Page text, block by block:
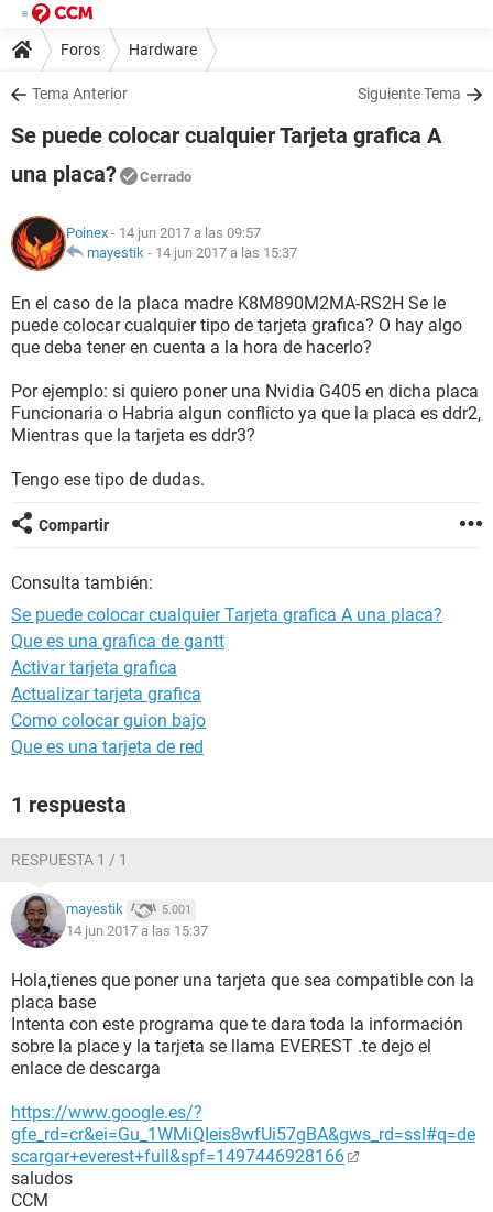
Foros Hardware
Tema Anterior Siguiente Tema
Se puede colocar cualquier Tarjeta grafica A
una placa?
Cerrado
Poinex - 14 jun 2017 a las 09:57
mayestik - 14 jun 2017 a las 15:37
En el caso de la placa madre K8M890M2MA-RS2H Se le
puede colocar cualquier tipo de tarjeta grafica? O hay algo
que deba tener en cuenta a la hora de hacerlo?
Por ejemplo: si quiero poner una Nvidia G405 en dicha placa
Funcionaria o Habria algun conflicto ya que la placa es ddr2,
Mientras que la tarjeta es ddr3?
Tengo ese tipo de dudas.
Compartir
Consulta también:
Se puede colocar cualquier Tarjeta grafica A una placa?
Que es una grafica de gantt
Activar tarjeta grafica
Actualizar tarjeta grafica
Como colocar guion bajo
Que es una tarjeta de red
1 respuesta
RESPUESTA 1 / 1
mayestik 5.001
14 jun 2017 a las 15:37
Hola,tienes que poner una tarjeta que sea compatible con la
placa base
Intenta con este programa que te dara toda la información
sobre la place y la tarjeta se llama EVEREST .te dejo el
enlace de descarga
https://www.google.es/?
gfe_rd=cr&ei=Gu_1WMiQIeis8wfUi57gBA&gws_rd=ssl#q=de
scargar+everest+full&spf=1497446928166
saludos
CCM